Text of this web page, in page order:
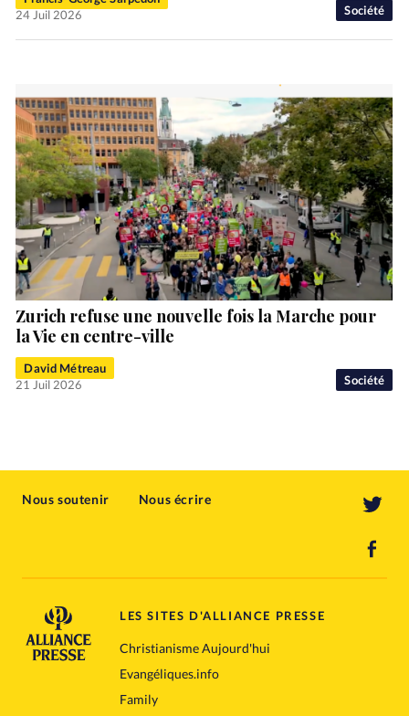
Société
24 Juil 2026
Société
Zurich refuse une nouvelle fois la Marche pour
la Vie en centre-ville
David Métreau
21 Juil 2026
Nous soutenir Nous écrire
LES SITES D'ALLIANCE PRESSE
Christianisme Aujourd'hui
Evangéliques.info
Family